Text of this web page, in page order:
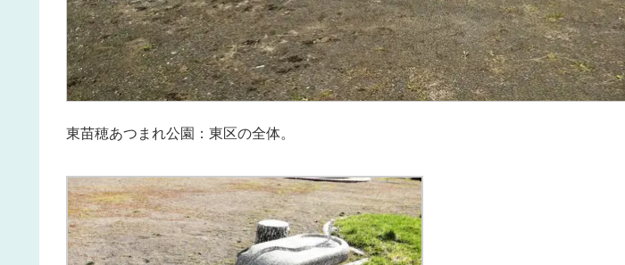
東苗穂あつまれ公園：東区の全体。